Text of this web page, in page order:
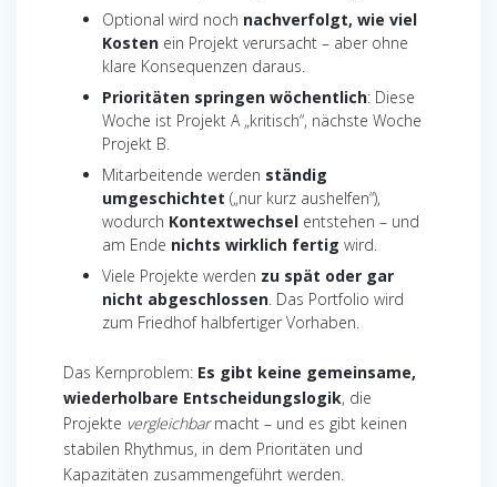
Optional wird noch nachverfolgt, wie viel
Kosten ein Projekt verursacht – aber ohne
klare Konsequenzen daraus.
Prioritäten springen wöchentlich: Diese
Woche ist Projekt A „kritisch“, nächste Woche
Projekt B.
Mitarbeitende werden ständig
umgeschichtet („nur kurz aushelfen“),
wodurch Kontextwechsel entstehen – und
am Ende nichts wirklich fertig wird.
Viele Projekte werden zu spät oder gar
nicht abgeschlossen. Das Portfolio wird
zum Friedhof halbfertiger Vorhaben.
Das Kernproblem: Es gibt keine gemeinsame,
wiederholbare Entscheidungslogik, die
Projekte vergleichbarmacht – und es gibt keinen
stabilen Rhythmus, in dem Prioritäten und
Kapazitäten zusammengeführt werden.